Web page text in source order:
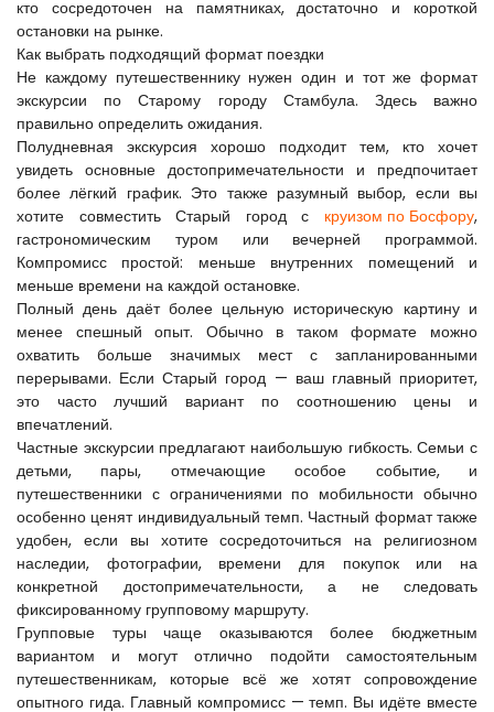
кто сосредоточен на памятниках, достаточно и короткой
остановки на рынке.
Как выбрать подходящий формат поездки
Не каждому путешественнику нужен один и тот же формат
экскурсии по Старому городу Стамбула. Здесь важно
правильно определить ожидания.
Полудневная экскурсия хорошо подходит тем, кто хочет
увидеть основные достопримечательности и предпочитает
более лёгкий график. Это также разумный выбор, если вы
хотите совместить Старый город с круизом по Босфору,
гастрономическим туром или вечерней программой.
Компромисс простой: меньше внутренних помещений и
меньше времени на каждой остановке.
Полный день даёт более цельную историческую картину и
менее спешный опыт. Обычно в таком формате можно
охватить больше значимых мест с запланированными
перерывами. Если Старый город — ваш главный приоритет,
это часто лучший вариант по соотношению цены и
впечатлений.
Частные экскурсии предлагают наибольшую гибкость. Семьи с
детьми, пары, отмечающие особое событие, и
путешественники с ограничениями по мобильности обычно
особенно ценят индивидуальный темп. Частный формат также
удобен, если вы хотите сосредоточиться на религиозном
наследии, фотографии, времени для покупок или на
конкретной достопримечательности, а не следовать
фиксированному групповому маршруту.
Групповые туры чаще оказываются более бюджетным
вариантом и могут отлично подойти самостоятельным
путешественникам, которые всё же хотят сопровождение
опытного гида. Главный компромисс — темп. Вы идёте вместе